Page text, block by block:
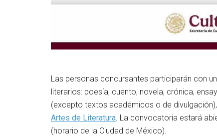
Las personas concursantes participarán con
literarios: poesía, cuento, novela, crónica,
(excepto textos académicos o de
Artes de Literatura. La convocatoria estará
(horario de la Ciudad de México).